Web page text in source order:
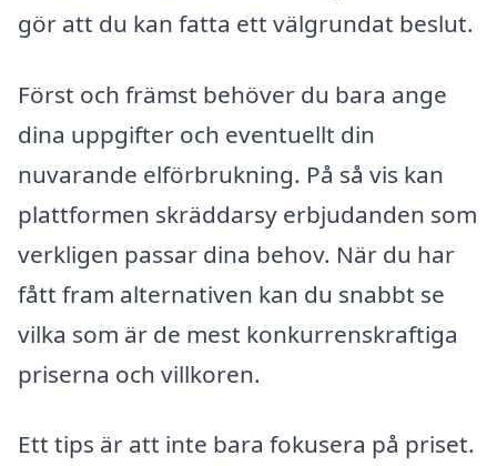
gör att du kan fatta ett välgrundat beslut.
Först och främst behöver du bara ange
dina uppgifter och eventuellt din
nuvarande elförbrukning. På så vis kan
plattformen skräddarsy erbjudanden som
verkligen passar dina behov. När du har
fått fram alternativen kan du snabbt se
vilka som är de mest konkurrenskraftiga
priserna och villkoren.
Ett tips är att inte bara fokusera på priset.